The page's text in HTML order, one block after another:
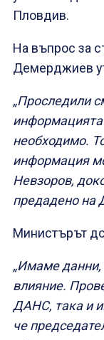
Пловдив.
На въпрос за
Демерджиев
„Проследили
информацията
необходимо.
информация
Невзоров,
предадено на
Министърът
„Имаме
влияние.
ДАНС, така и
че